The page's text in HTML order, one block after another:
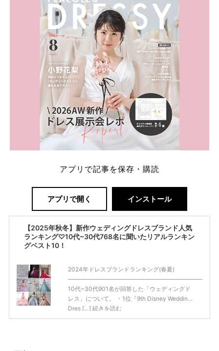
一番お得？」「プラコレの特典は？」といった疑問も
解決します。 まずは診断で候補を絞れる「ウェディ
ング診断」か、体験型 […]
続きを読む
アプリで記事を保存・購読
アプリで開く インストール
【2025年秋冬】新作ウェディングドレスブランド人気
ランキング♡10代~30代768名に聞いたリアルランキン
グベスト10！
2024年ドレスブランドランキング(春夏)
10代~30代901名が回答した「ウェディングド
レス」について。 ・1位『9th Disney Wedding
Dres […] 続きを読む